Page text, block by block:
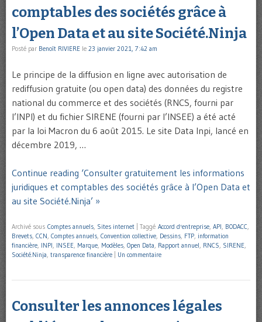
comptables des sociétés grâce à
l’Open Data et au site Société.Ninja
Posté par Benoît RIVIERE le 23 janvier 2021, 7:42 am
Le principe de la diffusion en ligne avec autorisation de
rediffusion gratuite (ou open data) des données du registre
national du commerce et des sociétés (RNCS, fourni par
l’INPI) et du fichier SIRENE (fourni par l’INSEE) a été acté
par la loi Macron du 6 août 2015. Le site Data Inpi, lancé en
décembre 2019, …
Continue reading ‘Consulter gratuitement les informations
juridiques et comptables des sociétés grâce à l’Open Data et
au site Société.Ninja’ »
Archivé sous Comptes annuels, Sites internet Taggé Accord d'entreprise, API, BODACC,
Brevets, CCN, Comptes annuels, Convention collective, Dessins, FTP, information
financière, INPI, INSEE, Marque, Modèles, Open Data, Rapport annuel, RNCS, SIRENE,
Société.Ninja, transparence financière Un commentaire
Consulter les annonces légales